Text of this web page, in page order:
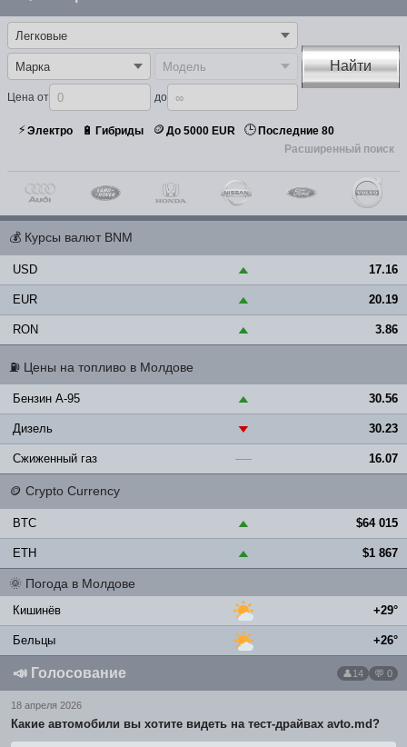
Цена от до
Найти
⚡Электро 🔋 Гибриды 🪙 До 5000 EUR 🕒 Последние 80
Расширенный поиск
💰 Курсы валют BNM
USD ▲ 17.16
EUR ▲ 20.19
RON ▲ 3.86
⛽ Цены на топливо в Молдове
Бензин A-95 ▲ 30.56
Дизель ▼ 30.23
Сжиженный газ — 16.07
🪙 Crypto Currency
BTC ▲ $64 015
ETH ▲ $1 867
🌞 Погода в Молдове
Кишинёв +29°
Бельцы +26°
📣 Голосование 14 💬 0
18 апреля 2026
Какие автомобили вы хотите видеть на тест-драйвах avto.md?